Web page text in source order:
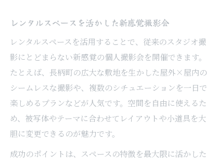
レンタルスペースを活かした新感覚撮影会
レンタルスペースを活用することで、従来のスタジオ撮
影にとどまらない新感覚の個人撮影会を開催できます。
たとえば、長柄町の広大な敷地を生かした屋外×屋内の
シームレスな撮影や、複数のシチュエーションを一日で
楽しめるプランなどが人気です。空間を自由に使えるた
め、被写体やテーマに合わせてレイアウトや小道具を大
胆に変更できるのが魅力です。
成功のポイントは、スペースの特徴を最大限に活かした